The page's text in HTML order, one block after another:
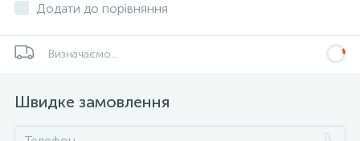
Додати до порівняння
Визначаємо...
Швидке замовлення